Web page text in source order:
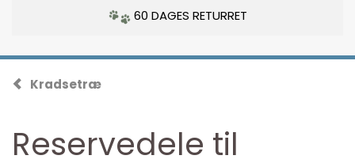
60 DAGES RETURRET
Kradsetræ
Reservedele til